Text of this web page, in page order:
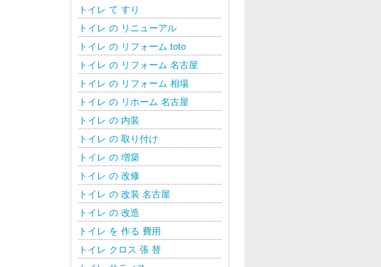
トイレ て すり
トイレ の リニューアル
トイレ の リフォーム toto
トイレ の リフォーム 名古屋
トイレ の リフォーム 相場
トイレ の リホーム 名古屋
トイレ の 内装
トイレ の 取り付け
トイレ の 増築
トイレ の 改修
トイレ の 改装 名古屋
トイレ の 改造
トイレ を 作る 費用
トイレ クロス 張 替